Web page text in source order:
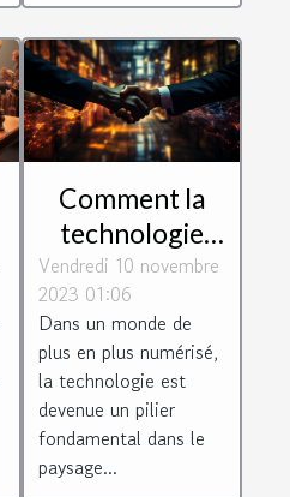
Comment la
technologie
façonne les
connexions
d'entreprise
Vendredi 10 novembre
2023 01:06
Dans un monde de
plus en plus numérisé,
la technologie est
devenue un pilier
fondamental dans le
paysage...